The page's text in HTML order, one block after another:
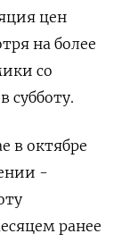
цен
на более
со
субботу.
в октябре
-
ранее